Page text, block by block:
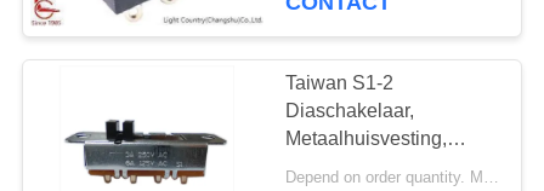
Taiwan S1-2
Diaschakelaar,
Metaalhuisvesting,
30*13*9mm, op-